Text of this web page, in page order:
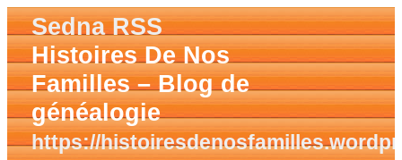
Sedna RSS
Histoires De Nos
Familles – Blog de
généalogie
https://